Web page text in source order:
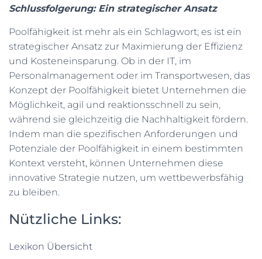
Schlussfolgerung: Ein strategischer Ansatz
Poolfähigkeit ist mehr als ein Schlagwort; es ist ein
strategischer Ansatz zur Maximierung der Effizienz
und Kosteneinsparung. Ob in der IT, im
Personalmanagement oder im Transportwesen, das
Konzept der Poolfähigkeit bietet Unternehmen die
Möglichkeit, agil und reaktionsschnell zu sein,
während sie gleichzeitig die Nachhaltigkeit fördern.
Indem man die spezifischen Anforderungen und
Potenziale der Poolfähigkeit in einem bestimmten
Kontext versteht, können Unternehmen diese
innovative Strategie nutzen, um wettbewerbsfähig
zu bleiben.
Nützliche Links:
Lexikon Übersicht